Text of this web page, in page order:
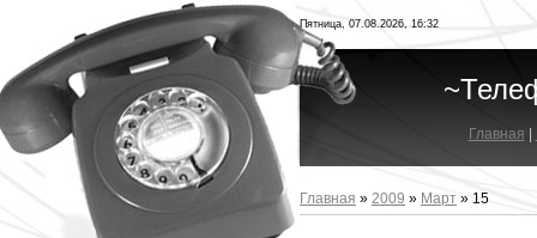
Пятница, 07.08.2026, 16:32
Главная
Главная » 2009 » Март » 15